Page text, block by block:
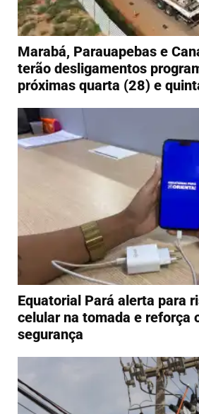
Marabá, Parauapebas e
terão desligamentos
próximas quarta (28) e
Equatorial Pará alerta para
celular na tomada e reforça
segurança